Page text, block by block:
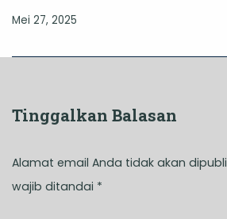
Mei 27, 2025
Tinggalkan Balasan
Alamat email Anda tidak akan
wajib ditandai *